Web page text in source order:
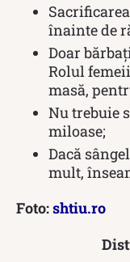
înainte de
Doar
Rolul
masă,
Nu trebuie
miloase;
Dacă
mult,
Foto:shtiu.ro